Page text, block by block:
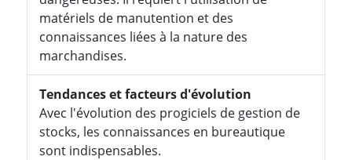
matériels de manutention et des
connaissances liées à la nature des
marchandises.
Tendances et facteurs d'évolution
Avec l'évolution des progiciels de gestion de
stocks, les connaissances en bureautique
sont indispensables.